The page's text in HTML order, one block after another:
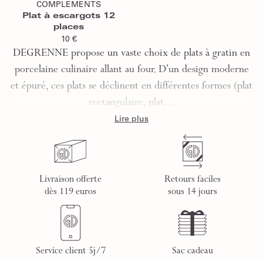
COMPLEMENTS
Plat à escargots 12
places
10 €
DEGRENNE propose un vaste choix de plats à gratin en
porcelaine culinaire allant au four. D’un design moderne
et épuré, ces plats se déclinent en différentes formes (plat
rectangulaire, plat…
Lire plus
Livraison offerte
dès 119 euros
Retours faciles
sous 14 jours
Service client 5j/7
Sac cadeau